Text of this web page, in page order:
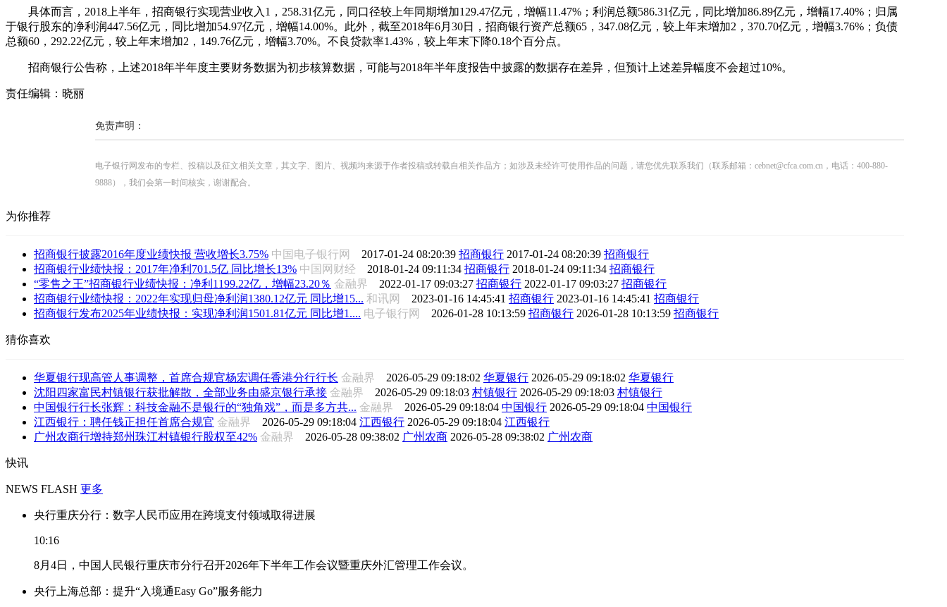
具体而言，2018上半年，招商银行实现营业收入1，258.31亿元，同口径较上年同期增加129.47亿元，增幅11.47%；利润总额586.31亿元，同比增加86.89亿元，增幅17.40%；归属
于银行股东的净利润447.56亿元，同比增加54.97亿元，增幅14.00%。此外，截至2018年6月30日，招商银行资产总额65，347.08亿元，较上年末增加2，370.70亿元，增幅3.76%；负债
总额60，292.22亿元，较上年末增加2，149.76亿元，增幅3.70%。不良贷款率1.43%，较上年末下降0.18个百分点。
招商银行公告称，上述2018年半年度主要财务数据为初步核算数据，可能与2018年半年度报告中披露的数据存在差异，但预计上述差异幅度不会超过10%。
责任编辑：晓丽
免责声明：
电子银行网发布的专栏、投稿以及征文相关文章，其文字、图片、视频均来源于作者投稿或转载自相关作品方；如涉及未经许可使用作品的问题，请您优先联系我们（联系邮箱：cebnet@cfca.com.cn，电话：400-880-
9888），我们会第一时间核实，谢谢配合。
为你推荐
招商银行披露2016年度业绩快报 营收增长3.75% 中国电子银行网 2017-01-24 08:20:39 招商银行 2017-01-24 08:20:39 招商银行
招商银行业绩快报：2017年净利701.5亿 同比增长13% 中国网财经 2018-01-24 09:11:34 招商银行 2018-01-24 09:11:34 招商银行
“零售之王”招商银行业绩快报：净利1199.22亿，增幅23.20％ 金融界 2022-01-17 09:03:27 招商银行 2022-01-17 09:03:27 招商银行
招商银行业绩快报：2022年实现归母净利润1380.12亿元 同比增15... 和讯网 2023-01-16 14:45:41 招商银行 2023-01-16 14:45:41 招商银行
招商银行发布2025年业绩快报：实现净利润1501.81亿元 同比增1.... 电子银行网 2026-01-28 10:13:59 招商银行 2026-01-28 10:13:59 招商银行
猜你喜欢
华夏银行现高管人事调整，首席合规官杨宏调任香港分行行长 金融界 2026-05-29 09:18:02 华夏银行 2026-05-29 09:18:02 华夏银行
沈阳四家富民村镇银行获批解散，全部业务由盛京银行承接 金融界 2026-05-29 09:18:03 村镇银行 2026-05-29 09:18:03 村镇银行
中国银行行长张辉：科技金融不是银行的“独角戏”，而是多方共... 金融界 2026-05-29 09:18:04 中国银行 2026-05-29 09:18:04 中国银行
江西银行：聘任钱正担任首席合规官 金融界 2026-05-29 09:18:04 江西银行 2026-05-29 09:18:04 江西银行
广州农商行增持郑州珠江村镇银行股权至42% 金融界 2026-05-28 09:38:02 广州农商 2026-05-28 09:38:02 广州农商
快讯
NEWS FLASH 更多
央行重庆分行：数字人民币应用在跨境支付领域取得进展
10:16
8月4日，中国人民银行重庆市分行召开2026年下半年工作会议暨重庆外汇管理工作会议。
央行上海总部：提升“入境通Easy Go”服务能力